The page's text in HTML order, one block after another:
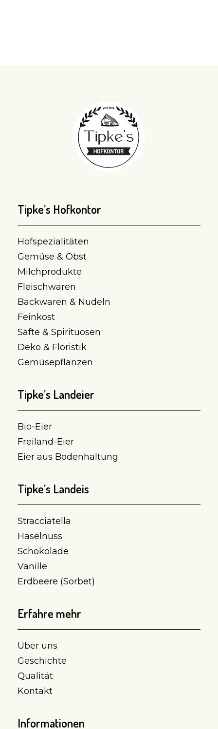
Tipke’s Hofkontor
Hofspezialitäten
Gemüse & Obst
Milchprodukte
Fleischwaren
Backwaren & Nudeln
Feinkost
Säfte & Spirituosen
Deko & Floristik
Gemüsepflanzen
Tipke’s Landeier
Bio-Eier
Freiland-Eier
Eier aus Bodenhaltung
Tipke’s Landeis
Stracciatella
Haselnuss
Schokolade
Vanille
Erdbeere (Sorbet)
Erfahre mehr
Über uns
Geschichte
Qualität
Kontakt
Informationen